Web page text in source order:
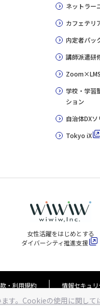
す。Cookieの使用に関して
ネットラー
カフェテリ
内定者パッ
講師派遣研
Zoom×LMS
学校・学習
ション
自治体DX
Tokyo iX
女性活躍をはじめとする
ダイバーシティ推進支援
・利用規約 情報セキュ